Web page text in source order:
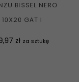
BISSEL NERO
10X20 GAT I
zł za sztukę